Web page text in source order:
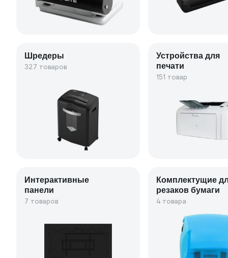
Шредеры
327 товаров
Устройства для
печати
151 товар
Интерактивные
панели
7 товаров
Комплектущие
резаков бумаги
4 товара